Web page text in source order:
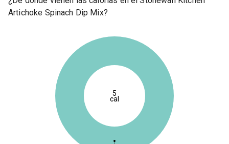
Artichoke Spinach Dip Mix?
5
cal